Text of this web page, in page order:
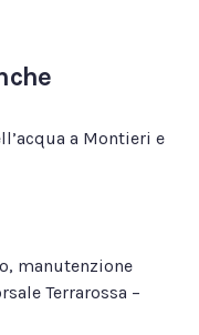
a Montieri e
manutenzione
Terrarossa –